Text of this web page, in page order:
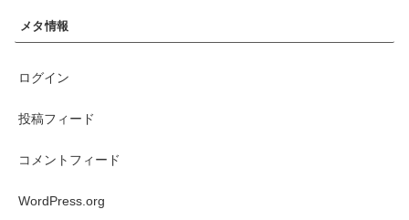
メタ情報
ログイン
投稿フィード
コメントフィード
WordPress.org